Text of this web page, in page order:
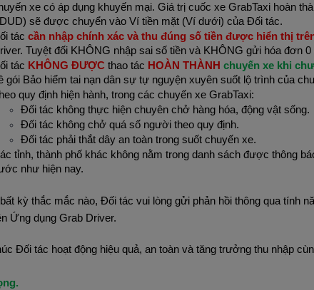
xe có áp dụng khuyến mại. Giá trị cuốc xe GrabTaxi hoàn
sẽ được chuyển vào Ví tiền mặt (Ví dưới) của Đối tác.
tác cần nhập chính xác và thu đúng số tiền được hiển thị
Tuyệt đối KHÔNG nhập sai số tiền và KHÔNG gửi hóa đơn
tác KHÔNG ĐƯỢC thao tác HOÀN THÀNH chuyến xe khi
gói Bảo hiểm tai nạn dân sự tự nguyện xuyên suốt lộ trình của
quy định hiện hành, trong các chuyến xe GrabTaxi:
Đối tác không thực hiện chuyên chở hàng hóa, động vật sống.
Đối tác không chở quá số người theo quy định.
Đối tác phải thắt dây an toàn trong suốt chuyến xe.
tỉnh, thành phố khác không nằm trong danh sách được thông
như hiện nay.
kỳ thắc mắc nào, Đối tác vui lòng gửi phản hồi thông qua tính
Ứng dụng Grab Driver.
Đối tác hoạt động hiệu quả, an toàn và tăng trưởng thu nhập